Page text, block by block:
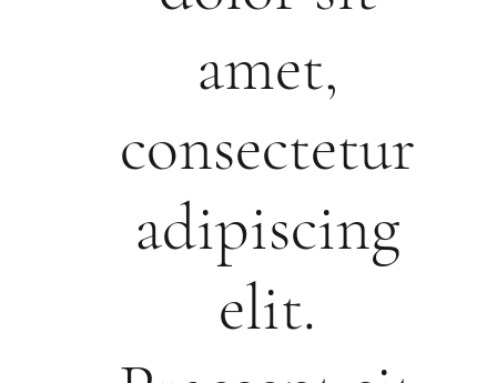
amet,
consectetur
adipiscing
elit.